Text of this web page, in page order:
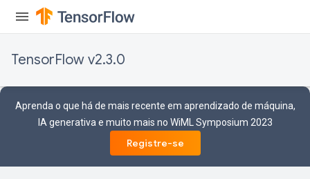
TensorFlow v2.3.0
Aprenda o que há de mais recente em aprendizado de máquina,
IA generativa e muito mais no WiML Symposium 2023
Registre-se